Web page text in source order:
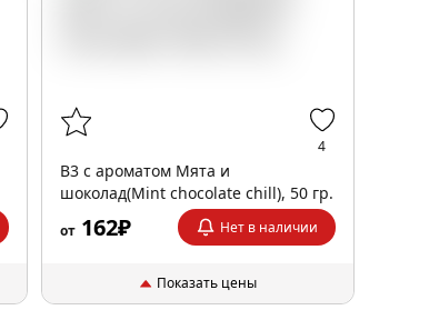
4
B3 с ароматом Мята и
шоколад(Mint chocolate chill), 50 гр.
от162₽ Нет в наличии
Показать цены